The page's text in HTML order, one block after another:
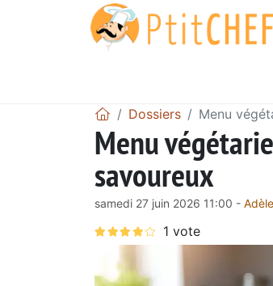
Dossiers Menu
Menu
savoureux
samedi 27 juin 2026 11:00 -